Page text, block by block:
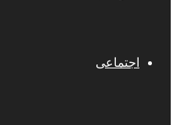
اجتماعی